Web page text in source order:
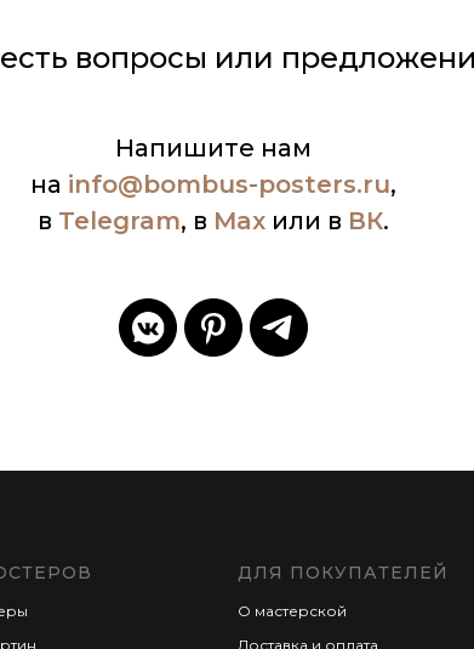
вопросы или
Напишите нам
на info@bombus-posters.ru,
в Telegram, в Max или в ВК.
ДЛЯ ПОКУПАТЕЛЕЙ
О мастерской
Доставка и оплата